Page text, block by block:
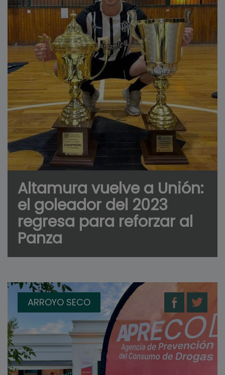
Altamura vuelve a Unión:
el goleador del 2023
regresa para reforzar al
Panza
ARROYO SECO